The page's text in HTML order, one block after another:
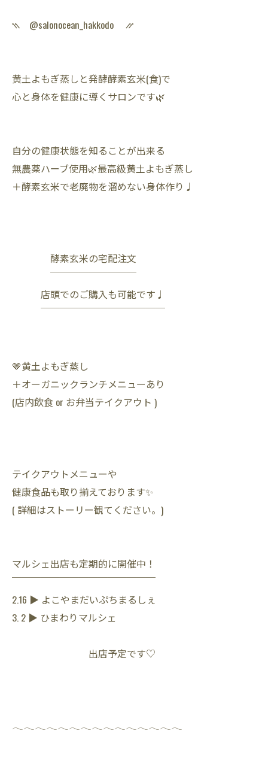
⳹ @salonocean_hakkodo ⳼
黄土よもぎ蒸しと発酵酵素玄米(食)で
心と身体を健康に導くサロンです🌿
自分の健康状態を知ることが出来る
無農薬ハーブ使用🌿最高級黄土よもぎ蒸し
＋酵素玄米で老廃物を溜めない身体作り♩
酵素玄米の宅配注文
￣￣￣￣￣￣￣￣￣
店頭でのご購入も可能です♩
￣￣￣￣￣￣￣￣￣￣￣￣￣
🤎黄土よもぎ蒸し
＋オーガニックランチメニューあり
(店内飲食 or お弁当テイクアウト )
テイクアウトメニューや
健康食品も取り揃えております✨
( 詳細はストーリー観てください。)
マルシェ出店も定期的に開催中！
￣￣￣￣￣￣￣￣￣￣￣￣￣￣￣
2.16 ▶︎ よこやまだいぷちまるしぇ
3. 2 ▶︎ ひまわりマルシェ
出店予定です♡
𓂃𓂃𓂃𓂃𓂃𓂃𓂃𓂃𓂃𓂃𓂃𓂃𓂃𓂃𓂃